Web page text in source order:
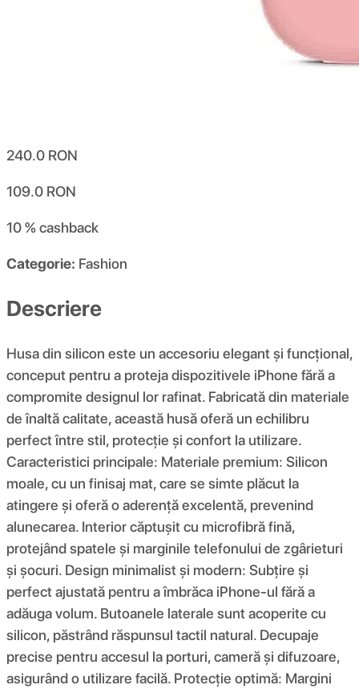
240.0 RON
109.0 RON
10 %cashback
Categorie: Fashion
Descriere
Husa din silicon este un accesoriu elegant și funcțional,
conceput pentru a proteja dispozitivele iPhone fără a
compromite designul lor rafinat. Fabricată din materiale
de înaltă calitate, această husă oferă un echilibru
perfect între stil, protecție și confort la utilizare.
Caracteristici principale: Materiale premium: Silicon
moale, cu un finisaj mat, care se simte plăcut la
atingere și oferă o aderență excelentă, prevenind
alunecarea. Interior căptușit cu microfibră fină,
protejând spatele și marginile telefonului de zgârieturi
și șocuri. Design minimalist și modern: Subțire și
perfect ajustată pentru a îmbrăca iPhone-ul fără a
adăuga volum. Butoanele laterale sunt acoperite cu
silicon, păstrând răspunsul tactil natural. Decupaje
precise pentru accesul la porturi, cameră și difuzoare,
asigurând o utilizare facilă. Protecție optimă: Margini